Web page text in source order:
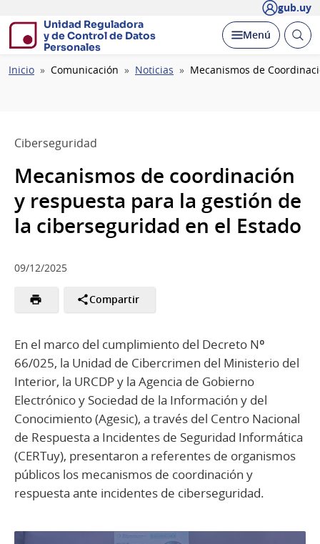
gub.uy
Unidad Reguladora
y de Control de Datos
Personales
Desplegar
Menú Abrir
Ruta
Inicio Comunicación Noticias Mecanismos de
Ciberseguridad
Mecanismos de coordinación
y respuesta para la gestión de
la ciberseguridad en el Estado
09/12/2025
Compartir
En el marco del cumplimiento del Decreto Nº
66/025, la Unidad de Cibercrimen del Ministerio del
Interior, la URCDP y la Agencia de Gobierno
Electrónico y Sociedad de la Información y del
Conocimiento (Agesic), a través del Centro Nacional
de Respuesta a Incidentes de Seguridad Informática
(CERTuy), presentaron a referentes de organismos
públicos los mecanismos de coordinación y
respuesta ante incidentes de ciberseguridad.